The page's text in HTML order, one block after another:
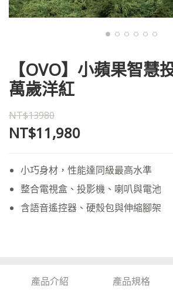
【OVO】小蘋果智慧
萬歲洋紅
NT$13980
NT$11,980
小巧身材，性能達同級最高水準
整合電視盒、投影機、喇叭與電池
含語音遙控器、硬殼包與伸縮腳架
產品介紹 產品規格